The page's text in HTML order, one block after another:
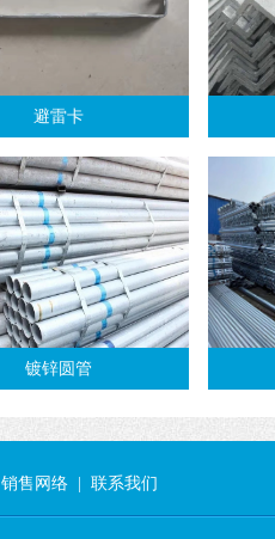
避雷卡
镀锌圆管
销售网络 联系我们